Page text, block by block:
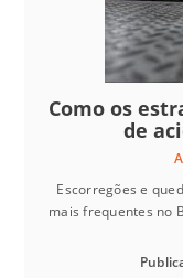
Como os
de
Escorregões e
mais frequentes no